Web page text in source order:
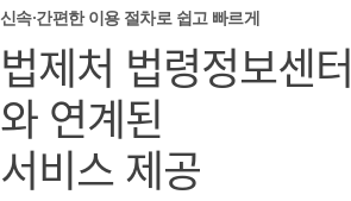
신속·간편한 이용 절차로 쉽고 빠르게
법제처 법령정보센터
와 연계된
서비스 제공